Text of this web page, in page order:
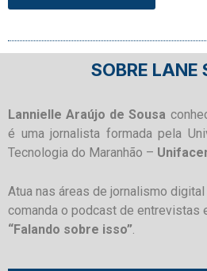
SOBRE LANE
Lannielle Araújo de Sousa
é uma jornalista formada pela
Tecnologia do Maranhão –
Atua nas áreas de jornalismo
comanda o podcast de entrevistas
“Falando sobre isso”